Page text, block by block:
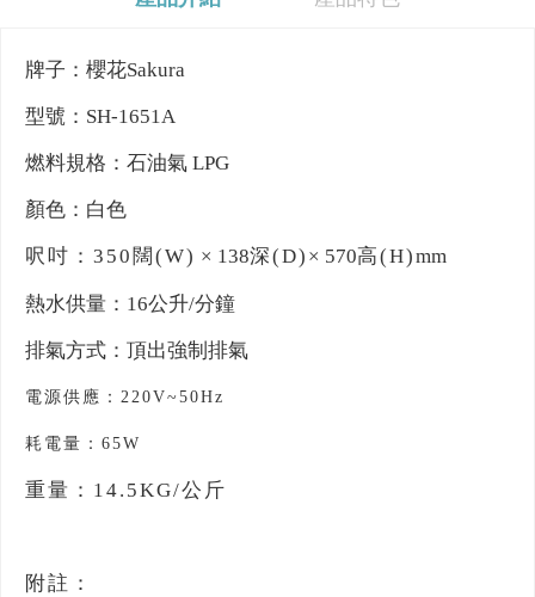
牌子：櫻花Sakura
型號：SH-1651A
燃料規格：石油氣 LPG
顏色：白色
呎吋：350闊(W) × 138深(D) × 570高(H)mm
熱水供量：16公升/分鐘
排氣方式： 頂出強制排氣
電源供應：220V~50Hz
耗電量：65W
重量：14.5KG/公斤
附註：